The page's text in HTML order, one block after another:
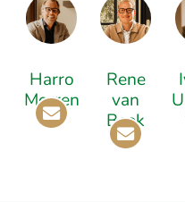
Harro
Morren
Rene
van
Beek